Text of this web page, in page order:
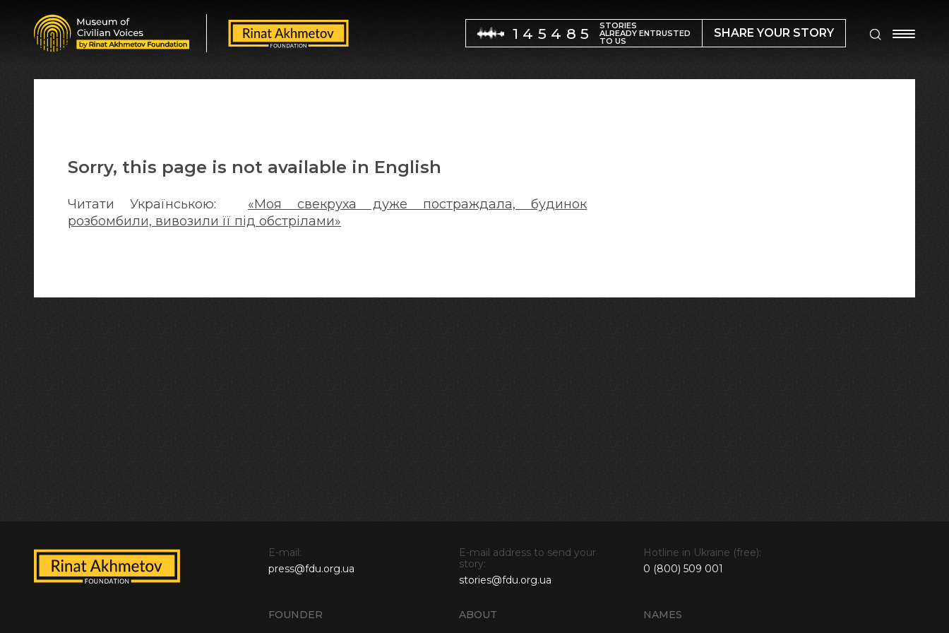
145485 STORIES
ALREADY ENTRUSTED
TO US
SHARE YOUR STORY
Sorry, this page is not available in English
Читати Українською: «Моя свекруха дуже постраждала, будинок
розбомбили, вивозили її під обстрілами»
FOUNDER ABOUT NAMES
E-mail:
press@fdu.org.ua
E-mail address to send your
story:
stories@fdu.org.ua
Hotline in Ukraine (free):
0 (800) 509 001